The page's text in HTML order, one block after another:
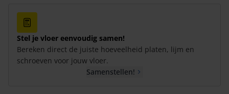
Stel je vloer eenvoudig samen!
Bereken direct de juiste hoeveelheid platen, lijm en
schroeven voor jouw vloer.
Samenstellen!